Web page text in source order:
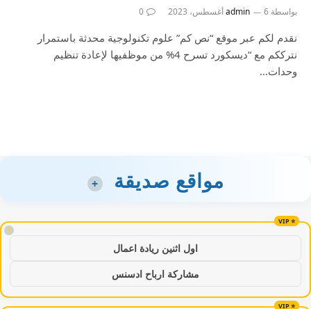
بواسطة admin 6 أغسطس، 2023 0
نقدم لكم عبر موقع “نص كم” علوم تكنولوجية محدثة باستمرار
نترككم مع “ديسكورد تسرح 4% من موظفيها لإعادة تنظيم
وحدات…
مواقع صديقة +
!
اول اثنين ريادة اعمال
مشاركة ارباح ادسنس